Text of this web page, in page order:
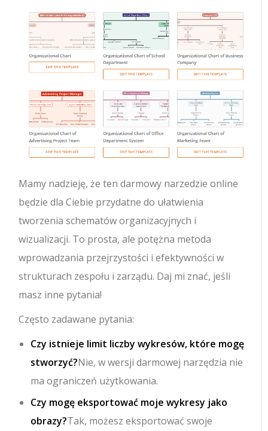
Mamy nadzieję, że ten darmowy narzedzie online
będzie dla Ciebie przydatne do ułatwienia
tworzenia schematów organizacyjnych i
wizualizacji. To prosta, ale potężna metoda
wprowadzania przejrzystości i efektywności w
strukturach zespołu i zarządu. Daj mi znać, jeśli
masz inne pytania!
Często zadawane pytania:
Czy istnieje limit liczby wykresów, które mogę
stworzyć?Nie, w wersji darmowej narzędzia nie
ma ograniczeń użytkowania.
Czy mogę eksportować moje wykresy jako
obrazy?Tak, możesz eksportować swoje